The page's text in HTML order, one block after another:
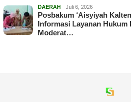
DAERAH Juli 6, 2026
Posbakum ‘Aisyiyah
Informasi Layanan Hukum
Moderat…